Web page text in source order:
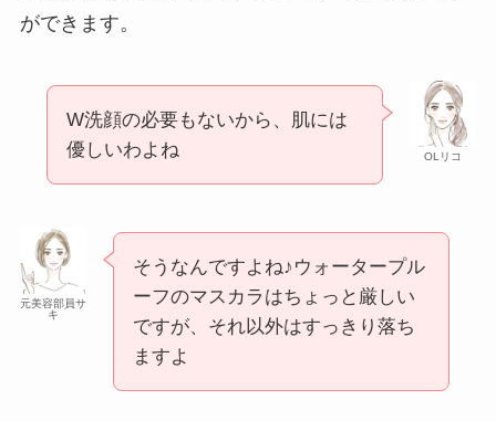
ができます。
OLリコ
W洗顔の必要もないから、肌には
優しいわよね
元美容部員サ
キ
そうなんですよね♪ウォータープル
ーフのマスカラはちょっと厳しい
ですが、それ以外はすっきり落ち
ますよ